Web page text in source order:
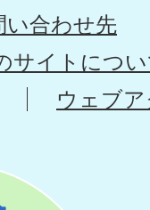
い合わせ先
サイトにつ
ウェブ